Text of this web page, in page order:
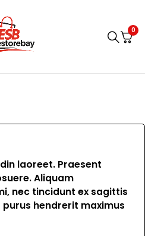
0
laoreet. Praesent
Aliquam
nec tincidunt ex sagittis
hendrerit maximus